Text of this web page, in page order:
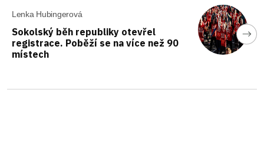
Lenka Hubingerová
Sokolský běh republiky otevřel
registrace. Poběží se na více než 90
místech